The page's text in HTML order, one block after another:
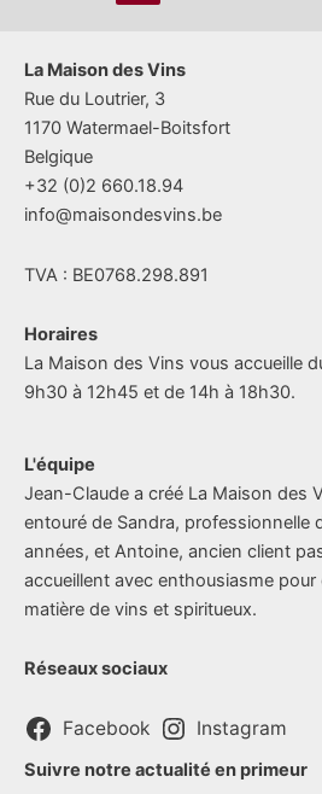
La Maison des Vins
Rue du Loutrier, 3
1170 Watermael-Boitsfort
Belgique
+32 (0)2 660.18.94
info@maisondesvins.be
TVA : BE0768.298.891
Horaires
La Maison des Vins vous accueille
9h30 à 12h45 et de 14h à 18h30.
L'équipe
Jean-Claude a créé La Maison des
entouré de Sandra, professionnelle
années, et Antoine, ancien client
accueillent avec enthousiasme
matière de vins et spiritueux.
Réseaux sociaux
Facebook Instagram
Suivre notre actualité en primeur